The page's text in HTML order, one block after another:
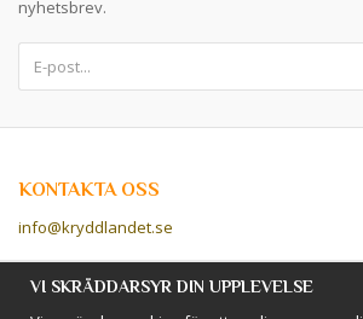
nyhetsbrev.
KONTAKTA OSS
info@kryddlandet.se
Följ oss på Facebook!
VI SKRÄDDARSYR DIN UPPLEVELSE